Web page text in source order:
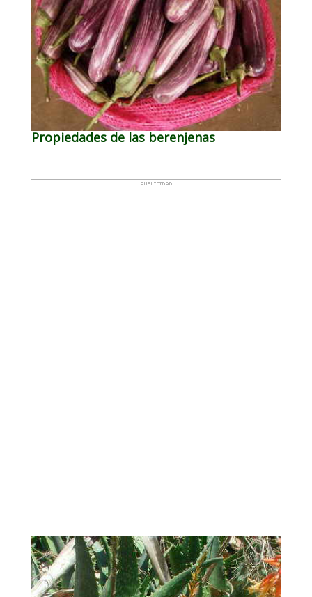
Propiedades de las berenjenas